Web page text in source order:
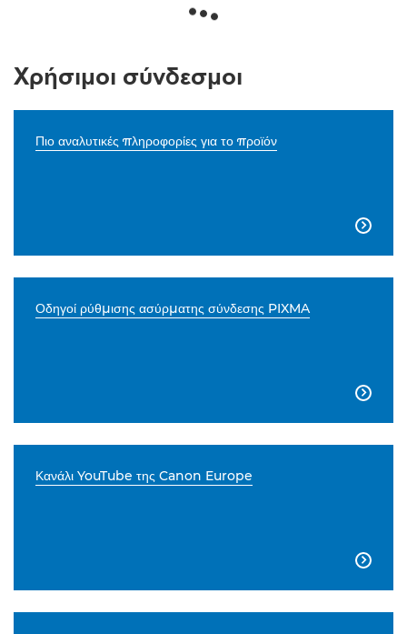
Χρήσιμοι σύνδεσμοι
Πιο αναλυτικές πληροφορίες για το προϊόν

Οδηγοί ρύθμισης ασύρματης σύνδεσης PIXMA

Κανάλι YouTube της Canon Europe
